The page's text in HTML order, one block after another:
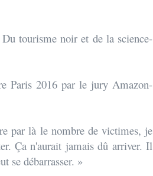
tourisme noir et de la science-
Paris 2016 par le jury Amazon-
par là le nombre de victimes, je
Ça n'aurait jamais dû arriver. Il
se débarrasser. »